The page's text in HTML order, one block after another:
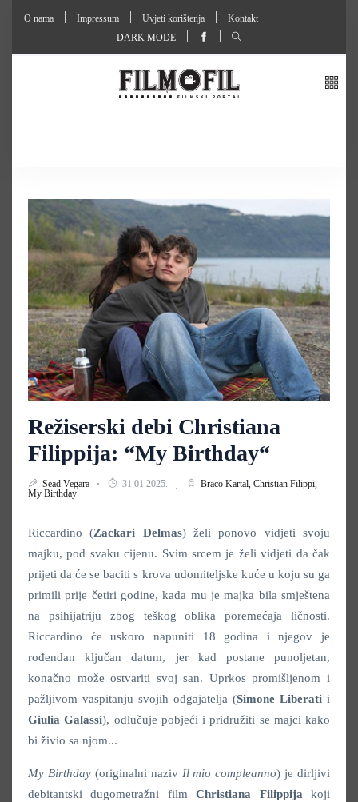
O nama Impressum Uvjeti korištenja
Kontakt
DARK MODE
Režiserski debi Christiana
Filippija: “My Birthday“
Sead Vegara 31.01.2025. Braco Kartal, Christian Filippi,
My Birthday
Riccardino (Zackari Delmas) želi ponovo vidjeti svoju
majku, pod svaku cijenu. Svim srcem je želi vidjeti da čak
prijeti da će se baciti s krova udomiteljske kuće u koju su ga
primili prije četiri godine, kada mu je majka bila smještena
na psihijatriju zbog teškog oblika poremećaja ličnosti.
Riccardino će uskoro napuniti 18 godina i njegov je
rođendan ključan datum, jer kad postane punoljetan,
konačno može ostvariti svoj san. Uprkos promišljenom i
pažljivom vaspitanju svojih odgajatelja (Simone Liberati i
Giulia Galassi), odlučuje pobjeći i pridružiti se majci kako
bi živio sa njom...
My Birthday(originalni nazivIl mio compleanno) je dirljivi
debitantski dugometražni filmChristiana Filippijakoji